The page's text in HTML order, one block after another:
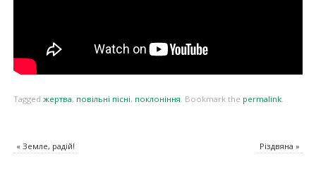
Tagged жертва, повільні пісні, поклоніння. Bookmark the permalink.
«Земле, радій! Різдвяна»